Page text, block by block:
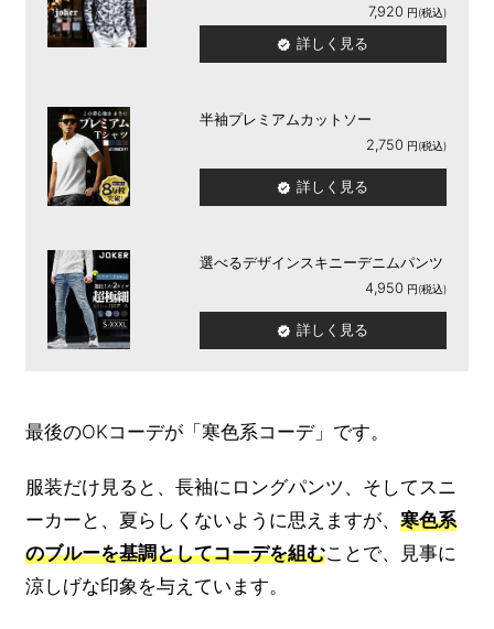
7,920
詳しく見る
半袖プレミアムカットソー
2,750
詳しく見る
選べるデザインスキニーデニムパンツ
4,950
詳しく見る
最後のOKコーデが「寒色系コーデ」です。
服装だけ見ると、長袖にロングパンツ、そしてスニ
ーカーと、夏らしくないように思えますが、 寒色系
のブルーを基調としてコーデを組むことで、見事に
涼しげな印象を与えています。